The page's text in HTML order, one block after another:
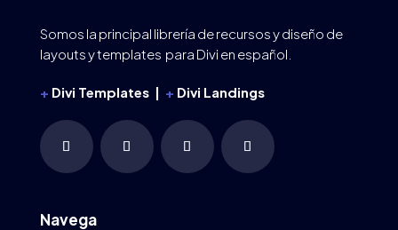
Somos la principal librería de recursos y diseño de
layouts y templates para Divi en español.
+ Divi Templates | + Divi Landings
Navega